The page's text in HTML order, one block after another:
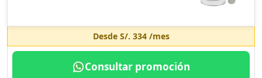
Desde S/. 334/mes
Consultar promoción